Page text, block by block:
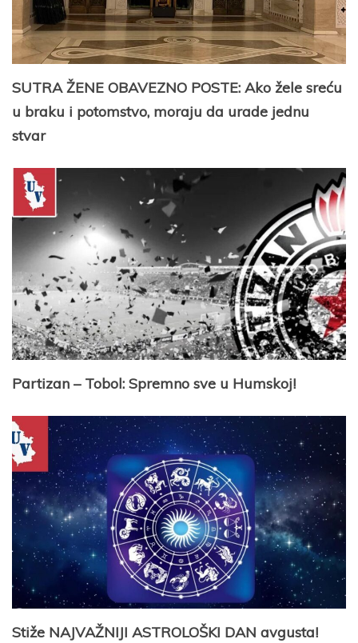
SUTRA ŽENE OBAVEZNO POSTE: Ako žele sreću
u braku i potomstvo, moraju da urade jednu
stvar
Partizan – Tobol: Spremno sve u Humskoj!
Stiže NAJVAŽNIJI ASTROLOŠKI DAN avgusta!